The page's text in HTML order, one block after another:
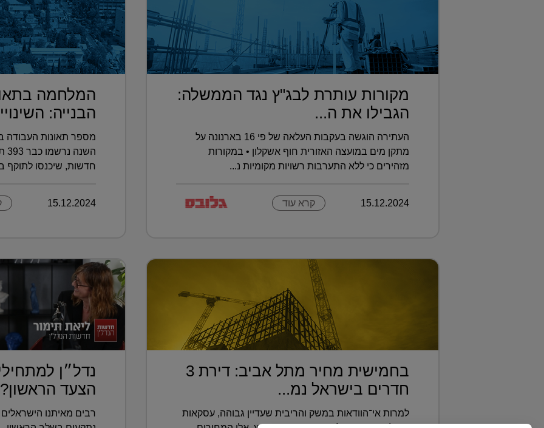
מקורות עותרת לבג"ץ נגד הממשלה:
הגבילו את ה...
העתירה הוגשה בעקבות העלאה של פי 16 בארנונה על
מתקן מים במועצה האזורית חוף אשקלון • במקורות
מזהירים כי ללא התערבות רשויות מקומיות נ...
15.12.2024 קרא עוד
המלחמה
הבנייה:
מספר תאונות העבודה
חדשות, שיכנסו לתוקף
15.12.2024
בחמישית מחיר מתל אביב: דירת 3
חדרים בישראל נמ...
למרות אי־הוודאות במשק והריבית שעדיין גבוהה, עסקאות
נדל״ן
הצעד הראשון?
רבים מאיתנו